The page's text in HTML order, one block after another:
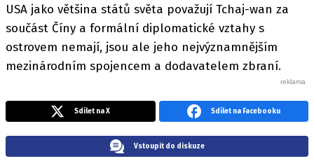
USA jako většina států světa považují Tchaj-wan za
součást Číny a formální diplomatické vztahy s
ostrovem nemají, jsou ale jeho nejvýznamnějším
mezinárodním spojencem a dodavatelem zbraní.
Sdílet na X Sdílet na Facebooku
Vstoupit do diskuze